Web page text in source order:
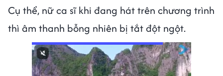
Cụ thể, nữ ca sĩ khi đang hát trên chương trình
thì âm thanh bỗng nhiên bị tắt đột ngột.